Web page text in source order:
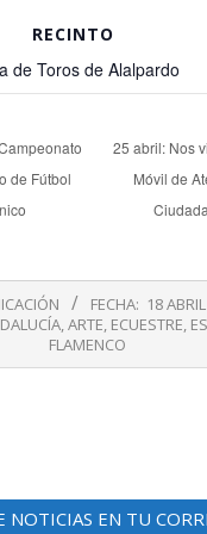
RECINTO
de Toros de Alalpardo
de Fútbol
25 abril: Nos
Móvil de
FECHA: 18
,ARTE, ECUESTRE,
FLAMENCO
NOTICIAS EN TU